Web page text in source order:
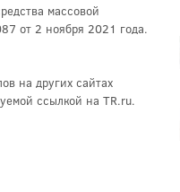
массовой
от 2 ноября 2021 года.
на других сайтах
ссылкой на TR.ru.